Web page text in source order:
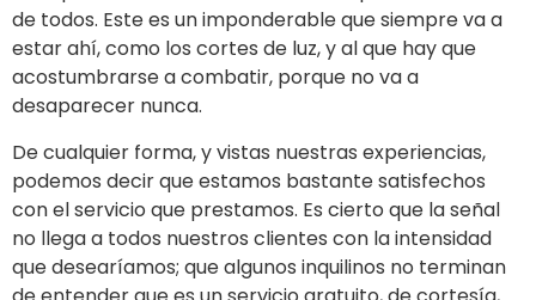
de todos. Este es un imponderable que siempre va a
estar ahí, como los cortes de luz, y al que hay que
acostumbrarse a combatir, porque no va a
desaparecer nunca.
De cualquier forma, y vistas nuestras experiencias,
podemos decir que estamos bastante satisfechos
con el servicio que prestamos. Es cierto que la señal
no llega a todos nuestros clientes con la intensidad
que desearíamos; que algunos inquilinos no terminan